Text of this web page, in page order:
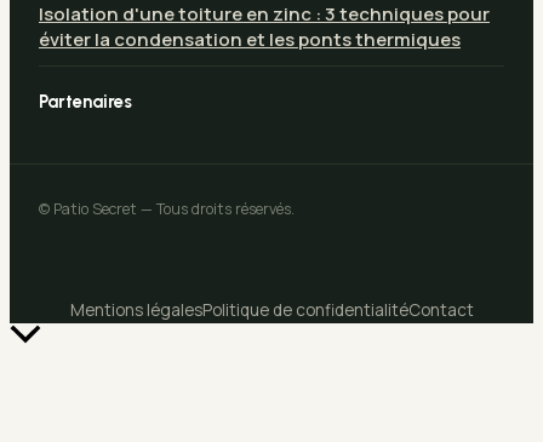
Isolation d'une toiture en zinc : 3 techniques pour
éviter la condensation et les ponts thermiques
Partenaires
© Patio Secret — Tous droits réservés.
Mentions légalesPolitique de confidentialitéContact